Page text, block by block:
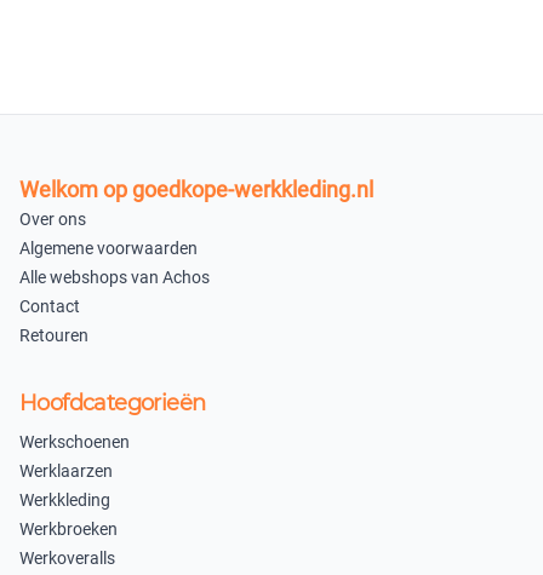
Welkom op goedkope-werkkleding.nl
Over ons
Algemene voorwaarden
Alle webshops van Achos
Contact
Retouren
Hoofdcategorieën
Werkschoenen
Werklaarzen
Werkkleding
Werkbroeken
Werkoveralls